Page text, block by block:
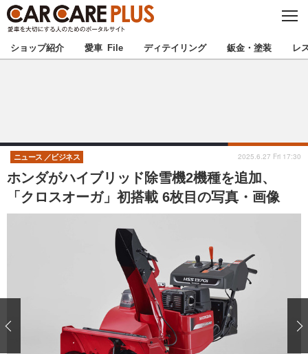
C
S
E
★カーケアプラス認定★ 厳選プロショップを地域から探す
甲信越 北陸
東海 関西
中国 四国
沖縄
ショップレポート 愛車 File
自動車豆知識 ストップ！不具合修理＆粗悪修理
ディテイリング 洗車
ショップ紹介 愛車 File ディテイリング 鈑金・塗装 レ
ホンダがハイブリッド除雪機2機種を追加、
「クロスオーガ」初搭載 6枚目の写真・画像
ニュース ビジネス 2025.6.27 Fri 17:30